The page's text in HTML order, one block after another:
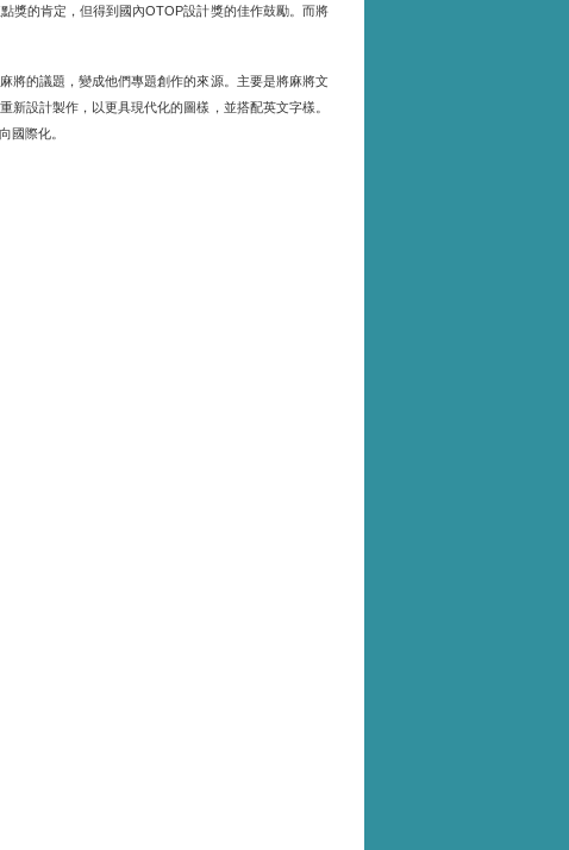
獎的肯定，但得到國內OTOP設計獎的佳作鼓勵。而將
將的議題，變成他們專題創作的來源。主要是將麻將文
設計製作，以更具現代化的圖樣，並搭配英文字樣。
國際化。